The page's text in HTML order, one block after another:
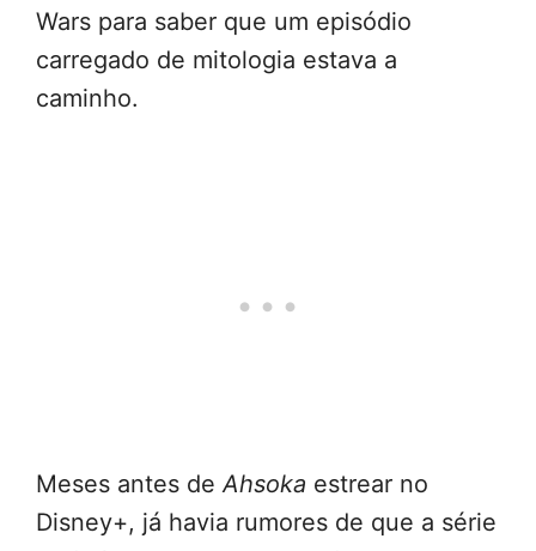
Wars para saber que um episódio
carregado de mitologia estava a
caminho.
Meses antes deAhsoka estrear no
Disney+, já havia rumores de que a série